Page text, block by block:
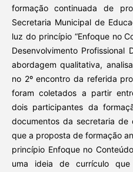
formação continuada de
Secretaria Municipal de
luz do princípio “Enfoque no
Desenvolvimento Profissional
abordagem qualitativa,
no 2º encontro da referida
foram coletados a partir
dois participantes da
documentos da secretaria de
que a proposta de formação
princípio Enfoque no
uma ideia de currículo